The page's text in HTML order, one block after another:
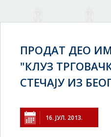
ПРОДАТ ДЕО
"КЛУЗ
СТЕЧАЈУ ИЗ
16. ЈУЛ. 2013.